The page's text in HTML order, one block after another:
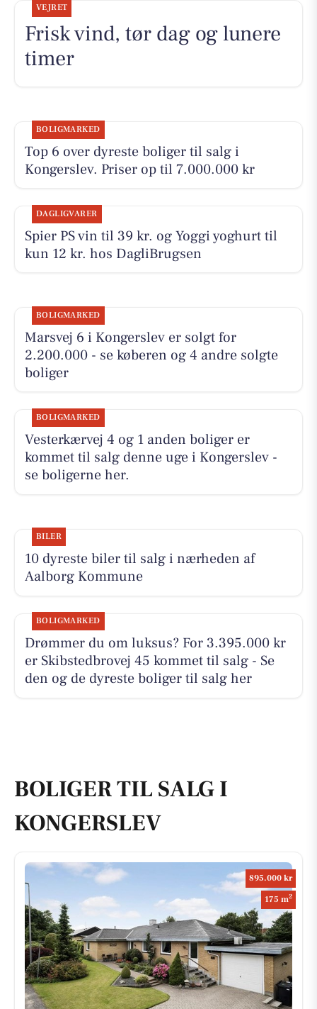
VEJRET
Frisk vind, tør dag og lunere
timer
BOLIGMARKED
Top 6 over dyreste boliger til salg i
Kongerslev. Priser op til 7.000.000 kr
DAGLIGVARER
Spier PS vin til 39 kr. og Yoggi yoghurt til
kun 12 kr. hos DagliBrugsen
BOLIGMARKED
Marsvej 6 i Kongerslev er solgt for
2.200.000 - se køberen og 4 andre solgte
boliger
BOLIGMARKED
Vesterkærvej 4 og 1 anden boliger er
kommet til salg denne uge i Kongerslev -
se boligerne her.
BILER
10 dyreste biler til salg i nærheden af
Aalborg Kommune
BOLIGMARKED
Drømmer du om luksus? For 3.395.000 kr
er Skibstedbrovej 45 kommet til salg - Se
den og de dyreste boliger til salg her
BOLIGER TIL SALG I
KONGERSLEV
895.000 kr
175 m2